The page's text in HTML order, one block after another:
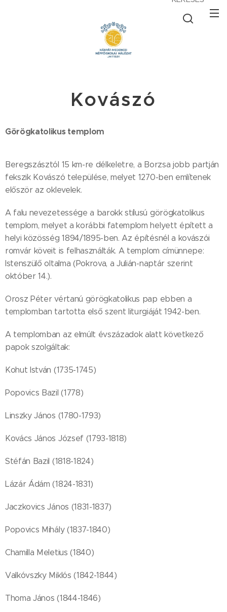
Kovászó
Görögkatolikus templom
Beregszásztól 15 km-re délkeletre, a Borzsa jobb partján
fekszik Kovászó települése, melyet 1270-ben említenek
először az oklevelek.
A falu nevezetessége a barokk stílusú görögkatolikus
templom, melyet a korábbi fatemplom helyett épített a
helyi közösség 1894/1895-ben. Az építésnél a kovászói
romvár köveit is felhasználták. A templom címünnepe:
Istenszülő oltalma (Pokrova, a Julián-naptár szerint
október 14.).
Orosz Péter vértanú görögkatolikus pap ebben a
templomban tartotta első szent liturgiáját 1942-ben.
A templomban az elmúlt évszázadok alatt következő
papok szolgáltak:
Kohut István (1735-1745)
Popovics Bazil (1778)
Linszky János (1780-1793)
Kovács János József (1793-1818)
Stéfán Bazil (1818-1824)
Lázár Ádám (1824-1831)
Jaczkovics János (1831-1837)
Popovics Mihály (1837-1840)
Chamilla Meletius (1840)
Valkóvszky Miklós (1842-1844)
Thoma János (1844-1846)